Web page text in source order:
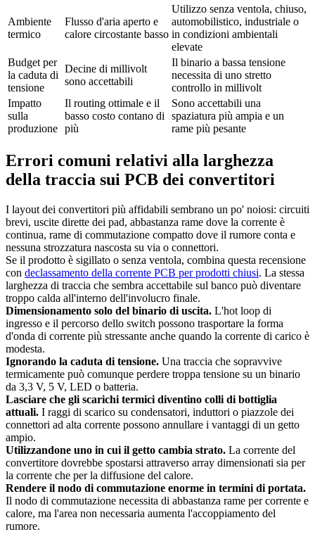
Ambiente
termico
Flusso d'aria aperto e
calore circostante basso
Utilizzo senza ventola, chiuso,
automobilistico, industriale o
in condizioni ambientali
elevate
Budget per
la caduta di
tensione
Decine di millivolt
sono accettabili
Il binario a bassa tensione
necessita di uno stretto
controllo in millivolt
Impatto
sulla
produzione
Il routing ottimale e il
basso costo contano di
più
Sono accettabili una
spaziatura più ampia e un
rame più pesante
Errori comuni relativi alla larghezza
della traccia sui PCB dei convertitori
I layout dei convertitori più affidabili sembrano un po' noiosi: circuiti
brevi, uscite dirette dei pad, abbastanza rame dove la corrente è
continua, rame di commutazione compatto dove il rumore conta e
nessuna strozzatura nascosta su via o connettori.
Se il prodotto è sigillato o senza ventola, combina questa recensione
con declassamento della corrente PCB per prodotti chiusi. La stessa
larghezza di traccia che sembra accettabile sul banco può diventare
troppo calda all'interno dell'involucro finale.
Dimensionamento solo del binario di uscita. L'hot loop di
ingresso e il percorso dello switch possono trasportare la forma
d'onda di corrente più stressante anche quando la corrente di carico è
modesta.
Ignorando la caduta di tensione. Una traccia che sopravvive
termicamente può comunque perdere troppa tensione su un binario
da 3,3 V, 5 V, LED o batteria.
Lasciare che gli scarichi termici diventino colli di bottiglia
attuali. I raggi di scarico su condensatori, induttori o piazzole dei
connettori ad alta corrente possono annullare i vantaggi di un getto
ampio.
Utilizzandone uno in cui il getto cambia strato. La corrente del
convertitore dovrebbe spostarsi attraverso array dimensionati sia per
la corrente che per la diffusione del calore.
Rendere il nodo di commutazione enorme in termini di portata.
Il nodo di commutazione necessita di abbastanza rame per corrente e
calore, ma l'area non necessaria aumenta l'accoppiamento del
rumore.